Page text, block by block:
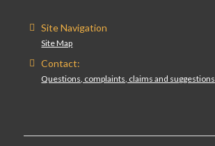
Site Navigation
Site Map
Contact:
Questions, complaints, claims and suggestions